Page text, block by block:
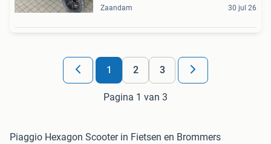
Zaandam 30 jul 26
1 2 3
Pagina 1 van 3
Piaggio Hexagon Scooter in Fietsen en Brommers